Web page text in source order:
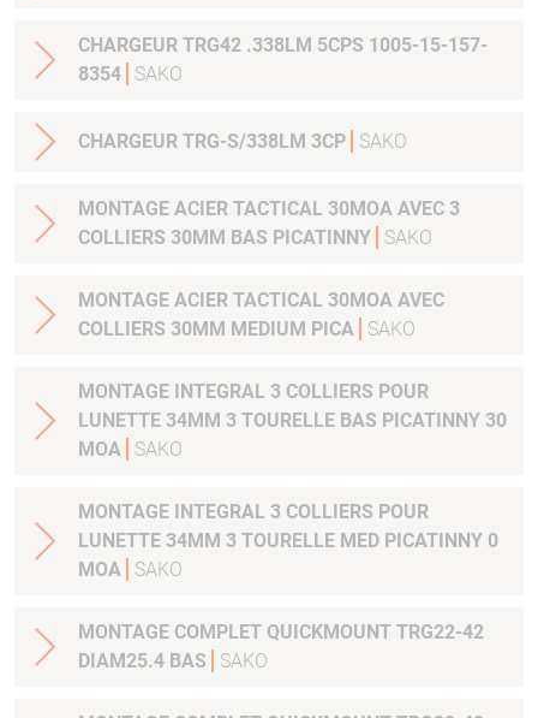
CHARGEUR TRG42 .338LM 5CPS 1005-15-157-
8354
SAKO
CHARGEUR TRG-S/338LM 3CP SAKO
MONTAGE ACIER TACTICAL 30MOA AVEC 3
COLLIERS 30MM BAS PICATINNY
SAKO
MONTAGE ACIER TACTICAL 30MOA AVEC
COLLIERS 30MM MEDIUM PICA
SAKO
MONTAGE INTEGRAL 3 COLLIERS POUR
LUNETTE 34MM 3 TOURELLE BAS PICATINNY 30
MOA
SAKO
MONTAGE INTEGRAL 3 COLLIERS POUR
LUNETTE 34MM 3 TOURELLE MED PICATINNY 0
MOA
SAKO
MONTAGE COMPLET QUICKMOUNT TRG22-42
DIAM25.4 BAS
SAKO